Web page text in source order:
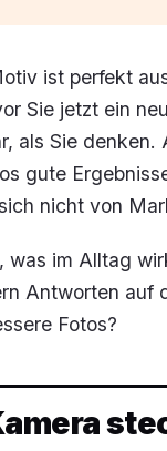
ist perfekt
Sie jetzt ein
als Sie
gute
nicht von
im Alltag
Antworten auf
Fotos?